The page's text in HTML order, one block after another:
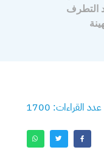
التطرف
عدد القراءات: 1700